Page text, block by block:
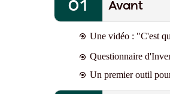
Avant
Une vidéo : "C'est
Questionnaire
Un premier outil